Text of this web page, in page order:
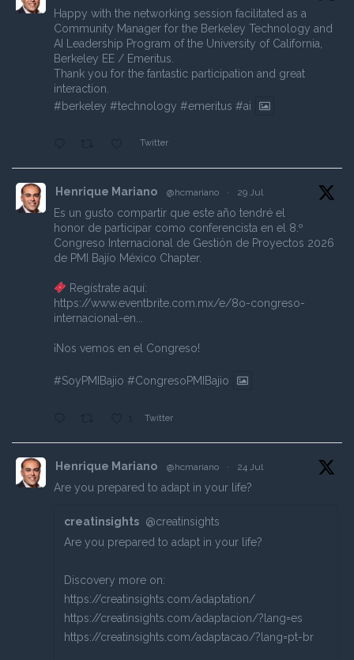
Happy with the networking session facilitated as a
Community Manager for the Berkeley Technology and
AI Leadership Program of the University of California,
Berkeley EE / Emeritus.
Thank you for the fantastic participation and great
interaction.
#berkeley #technology #emeritus #ai
Twitter
Henrique Mariano @hcmariano · 29 Jul
Es un gusto compartir que este año tendré el
honor de participar como conferencista en el 8.º
Congreso Internacional de Gestión de Proyectos 2026
de PMI Bajío México Chapter.
Regístrate aquí:
https://www.eventbrite.com.mx/e/8o-congreso-
internacional-en...
¡Nos vemos en el Congreso!
#SoyPMIBajio #CongresoPMIBajio
Twitter
Henrique Mariano @hcmariano · 24 Jul
Are you prepared to adapt in your life?
creatinsights @creatinsights
Are you prepared to adapt in your life?
Discovery more on:
https://creatinsights.com/adaptation/
https://creatinsights.com/adaptacion/?lang=es
https://creatinsights.com/adaptacao/?lang=pt-br